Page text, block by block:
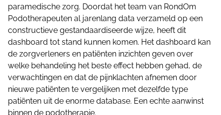
paramedische zorg. Doordat het team van RondOm
Podotherapeuten al jarenlang data verzameld op een
constructieve gestandaardiseerde wijze, heeft dit
dashboard tot stand kunnen komen. Het dashboard kan
de zorgverleners en patiënten inzichten geven over
welke behandeling het beste effect hebben gehad, de
verwachtingen en dat de pijnklachten afnemen door
nieuwe patiënten te vergelijken met dezelfde type
patiënten uit de enorme database. Een echte aanwinst
binnen de podotherapie.